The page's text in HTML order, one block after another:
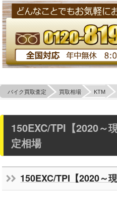
バイク買取査定 買取相場 KTM
150EXC/TPI【2020～
定相場
150EXC/TPI【2020～現